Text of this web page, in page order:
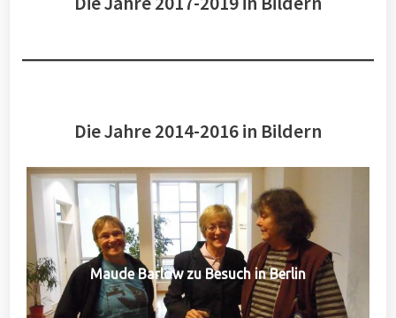
Die Jahre 2014-2016 in Bildern
Maude Barlow zu Besuch in Berlin